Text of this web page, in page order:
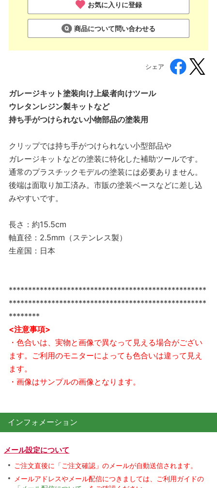
お気に入りに登録
商品について問い合わせる
シェア
ガレージキット塗装向け上級者向けツール
ウレタンレジン製キットなど
持ち手がつけられない小物部品の塗装用
クリップでは持ち手がつけられない小型部品や
ガレージキットなどの塗装に特化した補助ツールです。
通常のプラスチックモデルの塗装には必要ありません。
後端は面取り加工済み。市販の塗装ベースなどに差し込
みやすいです。
長さ：約15.5cm
軸直径：2.5mm（ステンレス製）
生産国：日本
***************************************************
***************************************************
********
<注意事項>
・色合いは、実物と画像で異なって見える場合がござい
ます。ご利用のモニターによっても色合いは違って見え
ます。
・画像はサンプルの画像となります。
インフォメーション
メール設定について
ご注文直後に「ご注文確認」のメールが自動送信されます。
メールアドレスやメール配信につきましては、ご利用ガイドの